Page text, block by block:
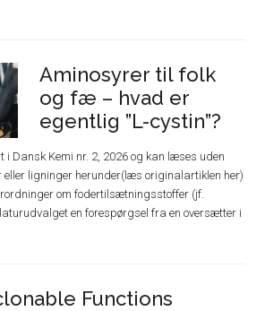
Aminosyrer til folk
og fæ – hvad er
egentlig ”L-cystin”?
Dansk Kemi nr. 2, 2026 og kan læses uden
eller ligninger herunder(læs originalartiklen her)
om fodertilsætningsstoffer (jf.
en forespørgsel fra en oversætter i
Functions